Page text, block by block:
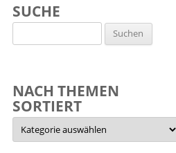
SUCHE
nach:
NACH THEMEN
SORTIERT
Nach
Themen
sortiert